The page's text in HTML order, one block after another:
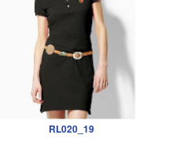
RL020_19